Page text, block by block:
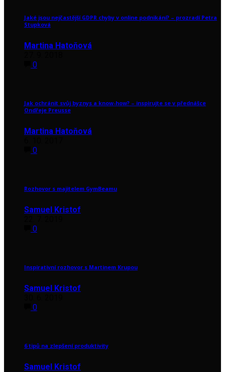
Jaké jsou nejčastější GDPR chyby v online podnikání? – prozradí Petra
Stupková
Martina Hatoňová
0
Jak ochránit svůj byznys a know-how? – inspirujte se v přednášce
Ondřeje Preusse
Martina Hatoňová
0
Rozhovor s majitelem GymBeamu
Samuel Kristof
0
Inspirativní rozhovor s Martinem Krupou
Samuel Kristof
0
6 tipů na zlepšení produktivity
Samuel Kristof